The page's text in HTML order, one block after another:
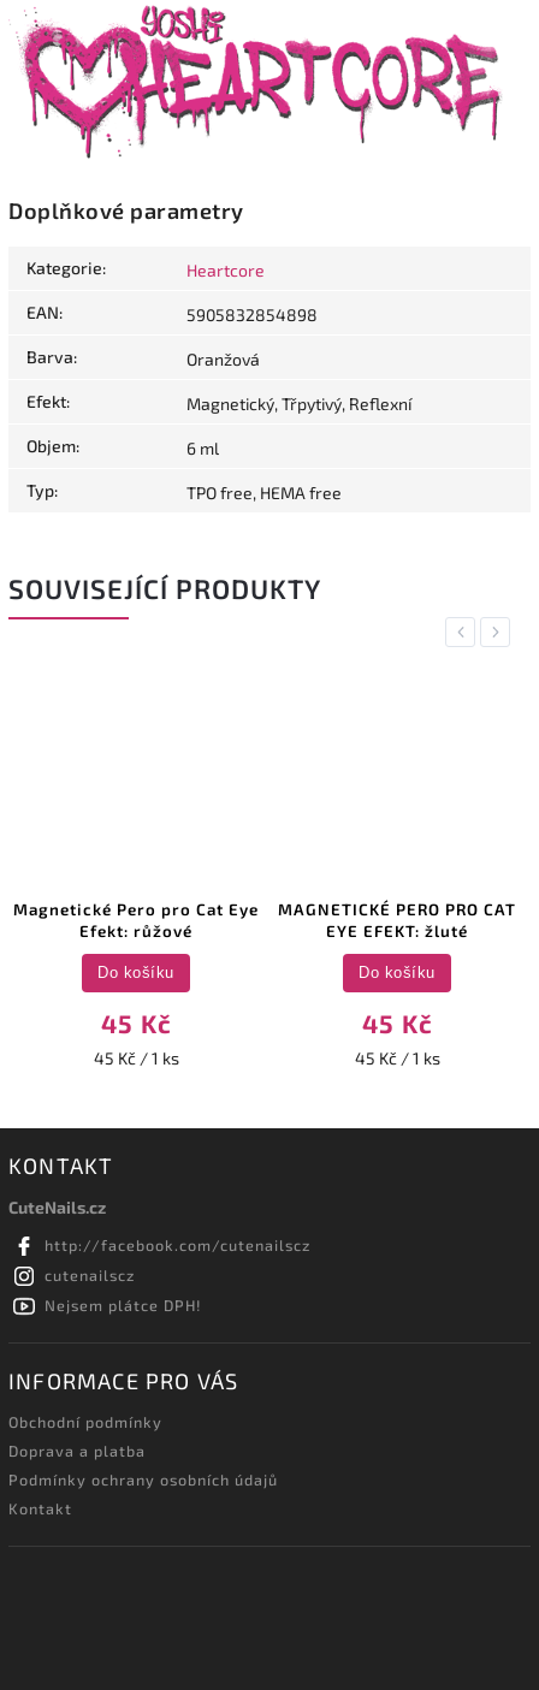
Doplňkové parametry
Kategorie: Heartcore
EAN: 5905832854898
Barva: Oranžová
Efekt: Magnetický, Třpytivý, Reflexní
Objem: 6 ml
Typ: TPO free, HEMA free
SOUVISEJÍCÍ PRODUKTY
Previous
Magnetické Pero pro Cat Eye
Efekt: růžové
45 Kč
45 Kč / 1 ks
Do košíku
MAGNETICKÉ PERO PRO CAT
EYE EFEKT: žluté
45 Kč
45 Kč / 1 ks
Do košíku
Next
KONTAKT
CuteNails.cz
http://facebook.com/cutenailscz
cutenailscz
Nejsem plátce DPH!
INFORMACE PRO VÁS
Obchodní podmínky
Doprava a platba
Podmínky ochrany osobních údajů
Kontakt